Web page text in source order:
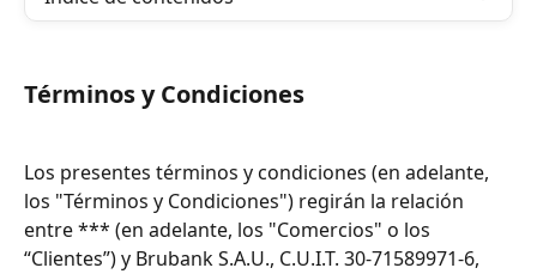
Términos y Condiciones
Los presentes términos y condiciones (en adelante,
los "Términos y Condiciones") regirán la relación
entre *** (en adelante, los "Comercios" o los
“Clientes”) y Brubank S.A.U., C.U.I.T. 30-71589971-6,